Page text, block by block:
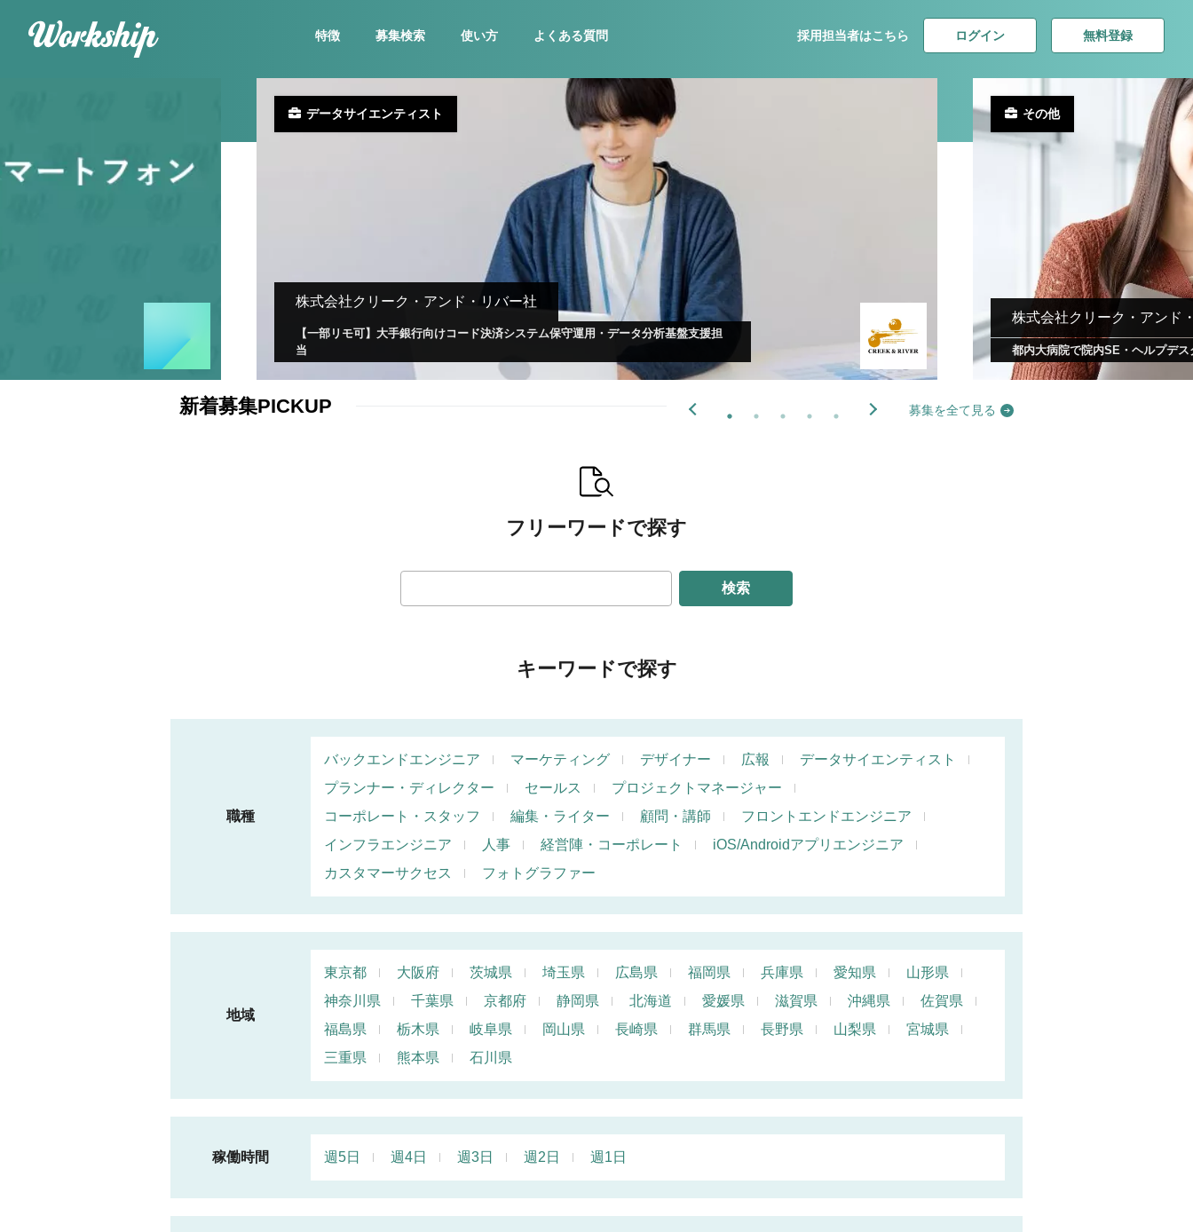
特徴 募集検索 使い方 よくある質問 採用担当者はこちら ログイン 無料登録
新着募集PICKUP 募集を全て見る
株式会社クリーク・アンド・リバー社
【一部リモ可】大手銀行向けコード決済システム保守運用・データ分析基盤支援担
当
データサイエンティスト
株式会社クリーク・アンド
都内大病院で院内SE・ヘルプデ
その他
フリーワードで探す
検索
キーワードで探す
職種
バックエンドエンジニア マーケティング デザイナー 広報
データサイエンティスト
プランナー・ディレクター
セールス
プロジェクトマネージャー
コーポレート・スタッフ
編集・ライター 顧問・講師
フロントエンドエンジニア
インフラエンジニア
人事 経営陣・コーポレート
iOS/Androidアプリエンジニア
カスタマーサクセス
フォトグラファー
地域
東京都 大阪府 茨城県 埼玉県 広島県 福岡県 兵庫県 愛知県
山形県
神奈川県
千葉県 京都府 静岡県 北海道 愛媛県 滋賀県 沖縄県
佐賀県
福島県
栃木県 岐阜県 岡山県 長崎県 群馬県 長野県 山梨県
宮城県
三重県
熊本県 石川県
稼働時間 週5日 週4日 週3日 週2日 週1日